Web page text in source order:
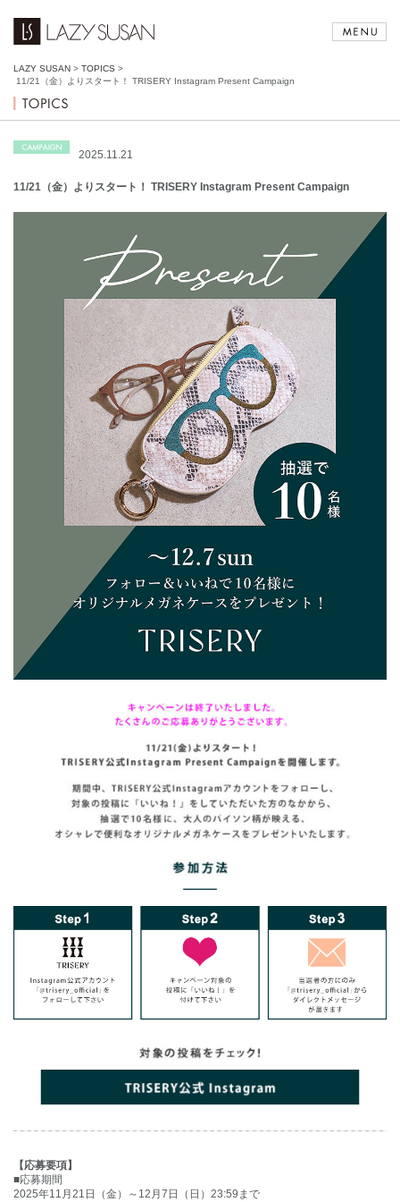
LAZY SUSAN > TOPICS >
11/21（金）よりスタート！ TRISERY Instagram Present Campaign
2025.11.21
11/21（金）よりスタート！ TRISERY Instagram Present Campaign
【応募要項】
■応募期間
2025年11月21日（金）～12月7日（日）23:59まで